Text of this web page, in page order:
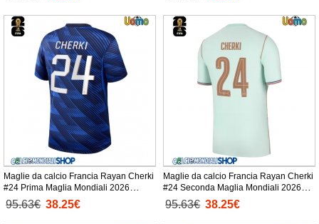
Maglie da calcio Francia Rayan Cherki
#24 Prima Maglia Mondiali 2026
Manica Corta
95.63€ 38.25€
Maglie da calcio Francia Rayan Cherki
#24 Seconda Maglia Mondiali 2026
Manica Corta
95.63€ 38.25€